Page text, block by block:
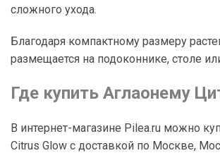
сложного ухода.
Благодаря компактному размеру
размещается на подоконнике, столе
Где купить Аглаонему
В интернет-магазине Pilea.ru можно
Citrus Glow с доставкой по Москве,